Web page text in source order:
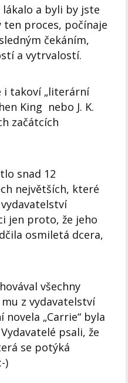
a byli by jste
proces, počínaje
čekáním,
a vytrvalostí.
i takoví „literární
King nebo J. K.
začátcích
snad 12
největších, které
jen proto, že jeho
osmiletá dcera,
všechny
z vydavatelství
„Carrie“ byla
psali, že
se potýká
)